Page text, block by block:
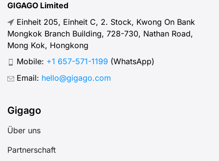
GIGAGO Limited
Einheit 205, Einheit C, 2. Stock, Kwong On Bank
Mongkok Branch Building, 728-730, Nathan Road,
Mong Kok, Hongkong
Mobile: +1 657-571-1199 (WhatsApp)
Email: hello@gigago.com
Gigago
Über uns
Partnerschaft